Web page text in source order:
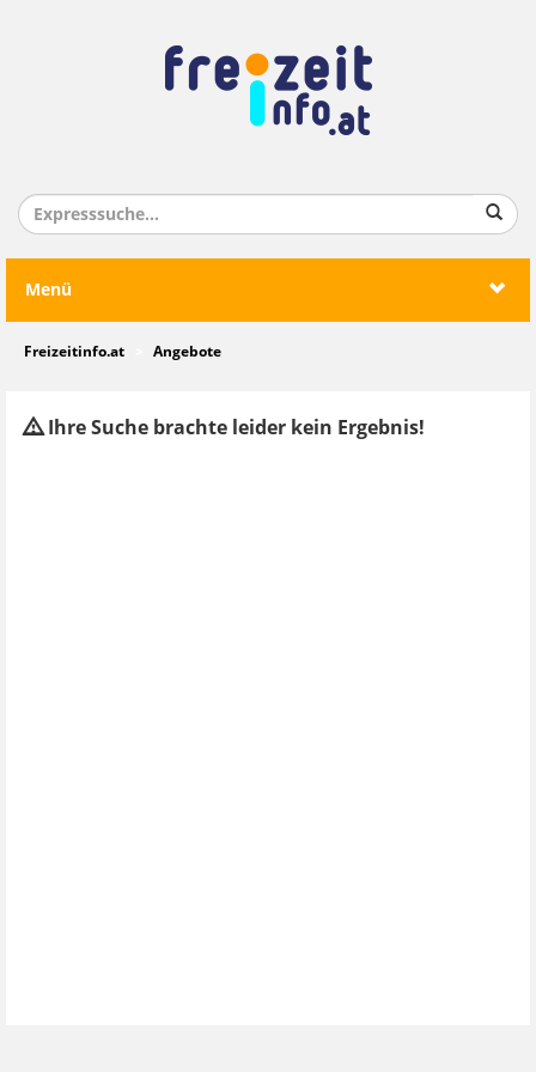
Menü
Freizeitinfo.at Angebote
Ihre Suche brachte leider kein Ergebnis!